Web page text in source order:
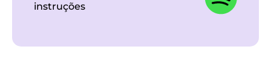
instruções